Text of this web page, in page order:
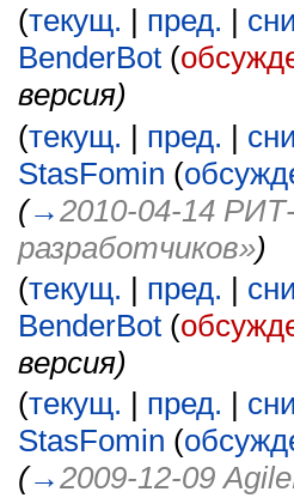
(текущ. | пред. |
BenderBot (
версия)
(текущ. | пред. |
StasFomin (
(→2010-04-14
разработчиков»)
(текущ. | пред. |
BenderBot (
версия)
(текущ. | пред. |
StasFomin (
(→2009-12-09